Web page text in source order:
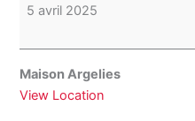
5 avril 2025
Maison Argelies
View Location